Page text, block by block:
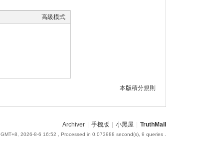
高級模式
本版積分規則
Archiver 手機版 小黑屋 TruthMall
GMT+8, 2026-8-6 16:52 , Processed in 0.073988 second(s), 9 queries .